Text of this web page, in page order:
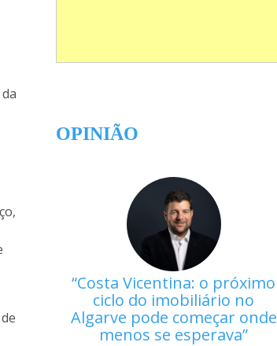
OPINIÃO
Costa Vicentina: o próximo
ciclo do imobiliário no
Algarve pode começar onde
menos se esperava